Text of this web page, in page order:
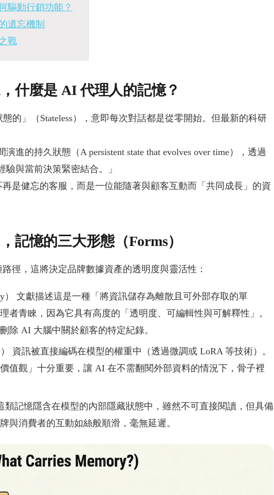
驅動行銷功能？
遺忘機制
戰
什麼是 AI 代理人的記憶？
的」（Stateless），意即每次對話都是從零開始。但最新的科研
進的持久狀態（A persistent state that evolves over time），透過
與當前決策緊密結合。」
是健忘的客服，而是一位能隨著與顧客互動而「共同成長」的資
記憶的三大形態（Forms）
徑，這將決定品牌數據資產的透明度與靈活性：
） 文獻描述這是一種「將資訊儲存為離散且可外部存取的單
者青睞，因為它具有高度的「透明度、可編輯性與可解釋性」。
除 AI 大腦中關於顧客的特定紀錄。
資訊被直接編碼在模型的權重中（透過微調或 LoRA 等技術）。
值觀」十分重要，讓 AI 在不需翻閱外部資料的情況下，骨子裡
類記憶隱含在模型的內部隱藏狀態中，雖然不可直接閱讀，但具備
與消費者的互動如絲般順滑，毫無延遲。